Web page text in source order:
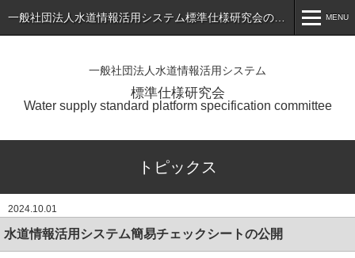
一般社団法人水道情報活用システム
標準仕様研究会
Water supply standard platform specification committee
MENU
入会のご案内
トピックス
2024.10.01
水道情報活用システム簡易チェックシートの公開